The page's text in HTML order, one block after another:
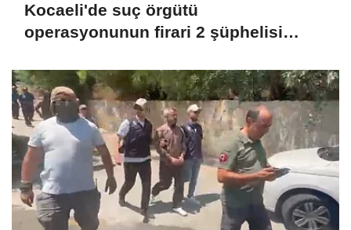
Kocaeli'de suç örgütü
operasyonunun firari 2 şüphelisi